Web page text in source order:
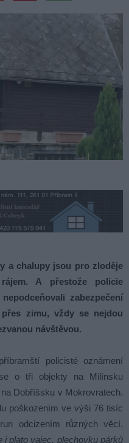
a chalupy jsou pro zloděje
A přestože policie
zabezpečení
zimu, vždy se nejdou
návštěvou.
policisté oznámení
o tři objekty na Milínsku
Dobříšsku v Mokrovratech.
poškozením ve výši 76 tisíc
odcizením různých věcí.
i plato vajec, plechovku párků